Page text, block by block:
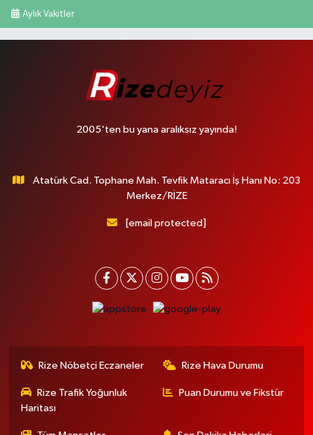
Aylık Vakitler
2005'ten bu yana aralıksız yayında!
Atatürk Cad. Tophane Mah. Tevfik Mataracı İş Hanı No: 203
Merkez/RİZE
[email protected]
Rize Nöbetçi Eczaneler Rize Hava Durumu
Rize Trafik Yoğunluk
Haritası
Puan Durumu ve Fikstür